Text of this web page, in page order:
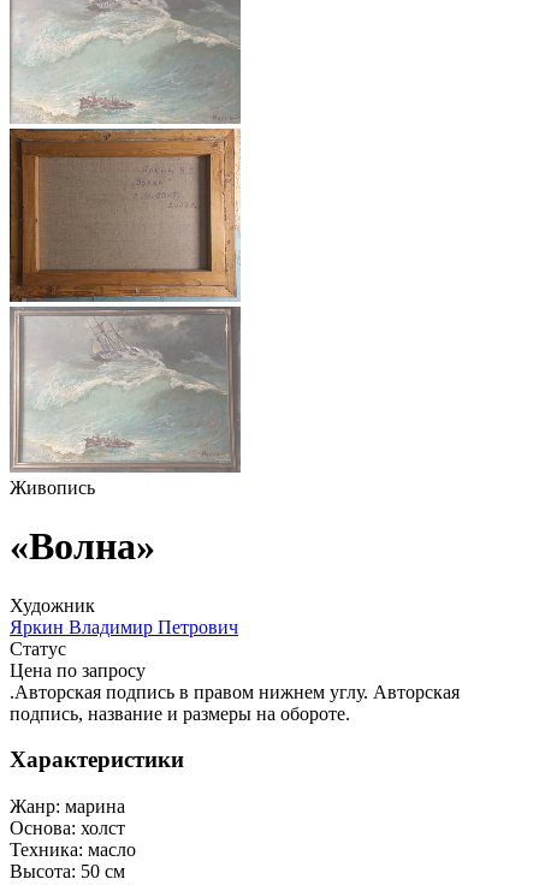
Живопись
«Волна»
Художник
Яркин Владимир Петрович
Статус
Цена по запросу
.Авторская подпись в правом нижнем углу. Авторская
подпись, название и размеры на обороте.
Характеристики
Жанр: марина
Основа: холст
Техника: масло
Высота: 50 см